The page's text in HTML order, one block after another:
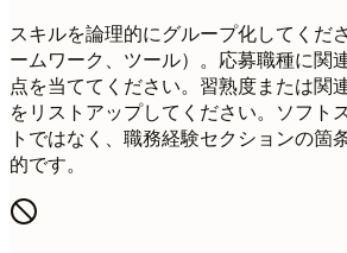
スキルを論理的にグループ化してくだ
ームワーク、ツール）。応募職種に関
点を当ててください。習熟度または関
をリストアップしてください。ソフト
トではなく、職務経験セクションの箇
的です。